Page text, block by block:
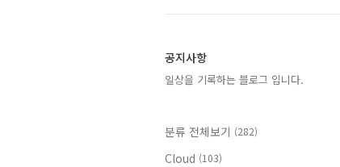
플
러
그
공지사항
일상을 기록하는 블로그 입니다.
분류 전체보기 (282)
Cloud (103)